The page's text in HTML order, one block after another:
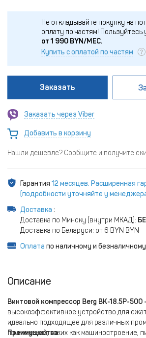
Не откладывайте покупку на
оплату по частям! Пользуйтесь
от 1 990 BYN/МЕС.
Купить с оплатой по частям
Заказать
Заказать через Viber
Добавить в корзину
Нашли дешевле? Сообщите и получите
Гарантия 12 месяцев. Расширенная
(подробности уточняйте у
Доставка :
Доставка по Минску (внутри МКАД):
Доставка по Беларуси: от 6 BYN BYN
Оплата по наличному и
Описание
Винтовой компрессор Berg ВК-18.5Р-500
высокоэффективное устройство для
идеально подходящее для различных
применений, таких как машиностроение,
Преимущества: